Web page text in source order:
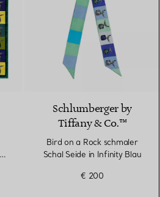
3 Farben
Schlumberger by
Tiffany & Co.™
Bird on a Rock schmaler
Schal Seide in Infinity Blau
€ 200